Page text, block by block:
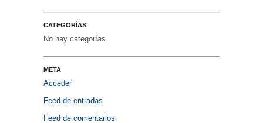
CATEGORÍAS
No hay categorías
META
Acceder
Feed de entradas
Feed de comentarios